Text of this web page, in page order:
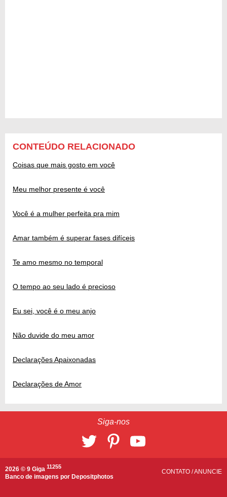
CONTEÚDO RELACIONADO
Coisas que mais gosto em você
Meu melhor presente é você
Você é a mulher perfeita pra mim
Amar também é superar fases difíceis
Te amo mesmo no temporal
O tempo ao seu lado é precioso
Eu sei, você é o meu anjo
Não duvide do meu amor
Declarações Apaixonadas
Declarações de Amor
Siga-nos
2026 © 9 Giga 11255
Banco de imagens por Depositphotos
CONTATO /ANUNCIE